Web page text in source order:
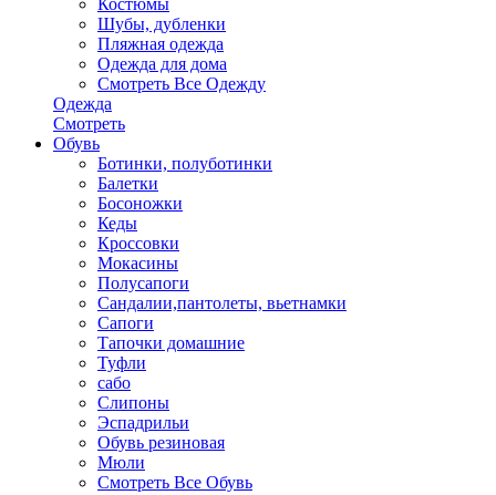
Шубы, дубленки
Пляжная одежда
Одежда для дома
Смотреть Все Одежду
Одежда
Смотреть
Обувь
Ботинки, полуботинки
Балетки
Босоножки
Кеды
Кроссовки
Мокасины
Полусапоги
Сандалии,пантолеты, вьетнамки
Сапоги
Тапочки домашние
Туфли
сабо
Слипоны
Эспадрильи
Обувь резиновая
Мюли
Смотреть Все Обувь